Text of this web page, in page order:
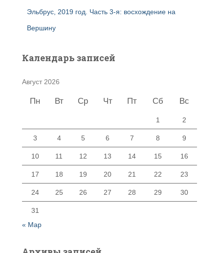
Эльбрус, 2019 год. Часть 3-я: восхождение на
Вершину
Календарь записей
Август 2026
Пн Вт Ср Чт Пт Сб Вс
1 2
3 4 5 6 7 8 9
10 11 12 13 14 15 16
17 18 19 20 21 22 23
24 25 26 27 28 29 30
31
« Мар